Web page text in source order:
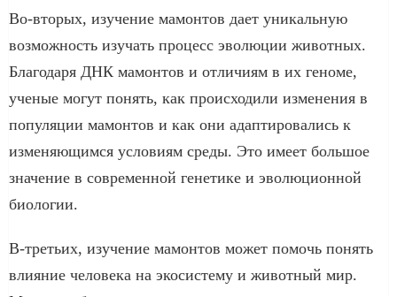
Во-вторых, изучение мамонтов дает уникальную
возможность изучать процесс эволюции животных.
Благодаря ДНК мамонтов и отличиям в их геноме,
ученые могут понять, как происходили изменения в
популяции мамонтов и как они адаптировались к
изменяющимся условиям среды. Это имеет большое
значение в современной генетике и эволюционной
биологии.
В-третьих, изучение мамонтов может помочь понять
влияние человека на экосистему и животный мир.